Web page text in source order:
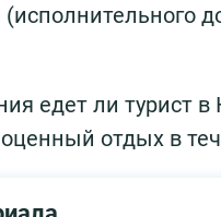
(исполнительного
едет ли турист
отдых в